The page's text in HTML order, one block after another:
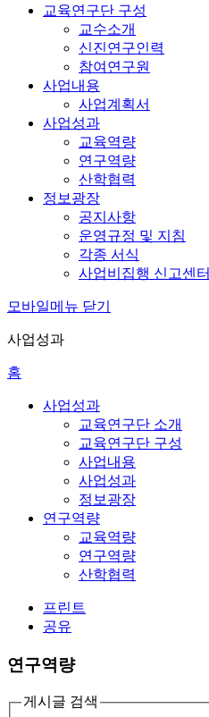
교육연구단 구성
교수소개
신진연구인력
참여연구원
사업내용
사업계획서
사업성과
교육역량
연구역량
산학협력
정보광장
공지사항
운영규정 및 지침
각종 서식
사업비집행 신고센터
모바일메뉴 닫기
사업성과
홈
사업성과
교육연구단 소개
교육연구단 구성
사업내용
사업성과
정보광장
연구역량
교육역량
연구역량
산학협력
프린트
공유
연구역량
게시글 검색